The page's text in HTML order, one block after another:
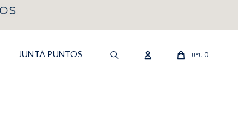
JUNTÁ PUNTOS UYU 0